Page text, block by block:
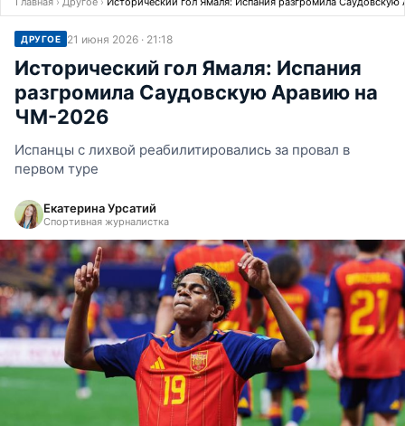
ДРУГОЕ 21 июня 2026 · 21:18
Исторический гол Ямаля: Испания
разгромила Саудовскую Аравию на
ЧМ-2026
Испанцы с лихвой реабилитировались за провал в
первом туре
Екатерина Урсатий
Спортивная журналистка